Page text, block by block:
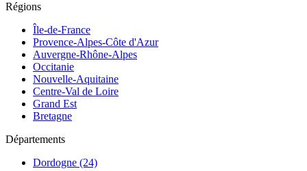
Régions
Île-de-France
Provence-Alpes-Côte d'Azur
Auvergne-Rhône-Alpes
Occitanie
Nouvelle-Aquitaine
Centre-Val de Loire
Grand Est
Bretagne
Départements
Dordogne (24)